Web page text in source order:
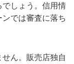
しょう。信用情
では審査に落ち
ん。販売店独自